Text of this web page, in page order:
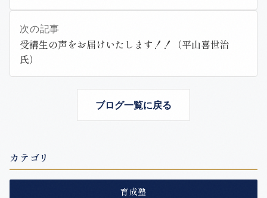
次の記事
受講生の声をお届けいたします！！（平山喜世治
氏）
ブログ一覧に戻る
カテゴリ
育成塾